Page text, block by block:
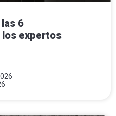
6
los expertos